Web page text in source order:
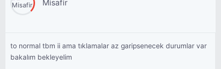
Misafir
to normal tbm ii ama tıklamalar az garipsenecek durumlar var
bakalım bekleyelim